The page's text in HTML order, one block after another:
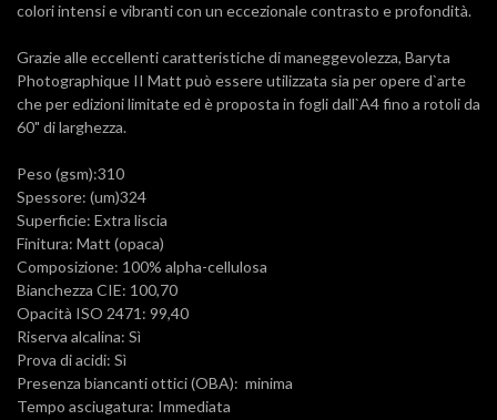
colori intensi e vibranti con un eccezionale contrasto e profondità.
Grazie alle eccellenti caratteristiche di maneggevolezza, Baryta
Photographique II Matt può essere utilizzata sia per opere d`arte
che per edizioni limitate ed è proposta in fogli dall`A4 fino a rotoli da
60" di larghezza.
Peso (gsm):310
Spessore: (um)324
Superficie: Extra liscia
Finitura: Matt (opaca)
Composizione: 100% alpha-cellulosa
Bianchezza CIE: 100,70
Opacità ISO 2471: 99,40
Riserva alcalina: Sì
Prova di acidi: Sì
Presenza biancanti ottici (OBA): minima
Tempo asciugatura: Immediata